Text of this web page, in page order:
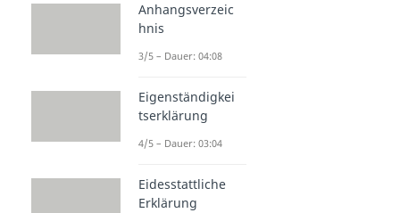
Anhangsverzeic
hnis
3/5 – Dauer: 04:08
Eigenständigkei
tserklärung
4/5 – Dauer: 03:04
Eidesstattliche
Erklärung